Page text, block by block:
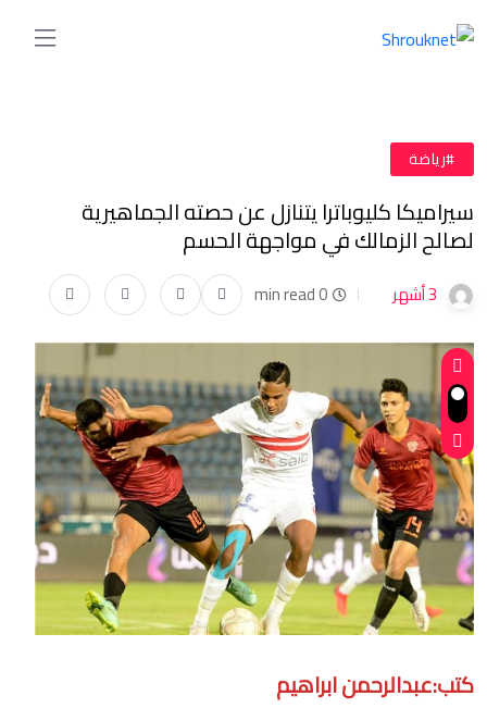
#رياضة
سيراميكا كليوباترا يتنازل عن حصته الجماهيرية
لصالح الزمالك في مواجهة الحسم
3 أشهر 0 min read
كتب:عبدالرحمن ابراهيم